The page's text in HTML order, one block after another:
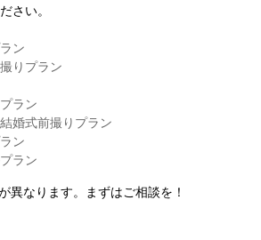
さい。
ン
りプラン
ラン
婚式前撮りプラン
ン
ラン
異なります。まずはご相談を！